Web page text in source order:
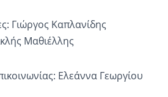
Γιώργος Καπλανίδης
Μαθιέλλης
Ελεάννα Γεωργίου